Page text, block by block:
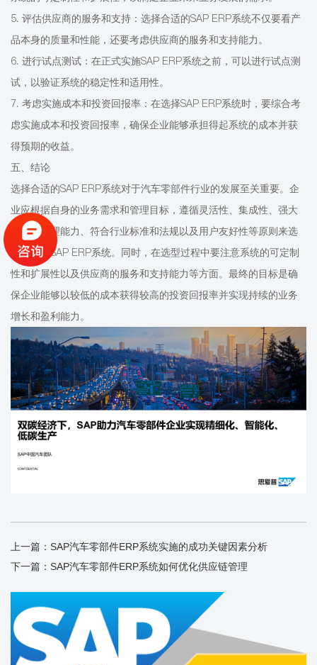
5. 评估供应商的服务和支持：选择合适的SAP ERP系统不仅要看产
品本身的质量和性能，还要考虑供应商的服务和支持能力。
6. 进行试点测试：在正式实施SAP ERP系统之前，可以进行试点测
试，以验证系统的稳定性和适用性。
7. 考虑实施成本和投资回报率：在选择SAP ERP系统时，要综合考
虑实施成本和投资回报率，确保企业能够承担得起系统的成本并获
得预期的收益。
五、结论
选择合适的SAP ERP系统对于汽车零部件行业的发展至关重要。企
业应根据自身的业务需求和管理目标，遵循灵活性、集成性、强大
的数据处理能力、符合行业标准和法规以及用户友好性等原则来选
择合适的SAP ERP系统。同时，在选型过程中要注意系统的可定制
性和扩展性以及供应商的服务和支持能力等方面。最终的目标是确
保企业能够以较低的成本获得较高的投资回报率并实现持续的业务
增长和盈利能力。
上一篇： SAP汽车零部件ERP系统实施的成功关键因素分析
下一篇： SAP汽车零部件ERP系统如何优化供应链管理